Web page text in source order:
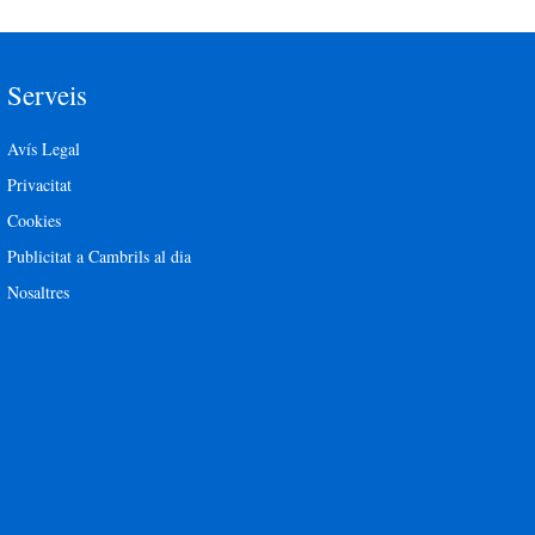
Serveis
Avís Legal
Privacitat
Cookies
Publicitat a Cambrils al dia
Nosaltres